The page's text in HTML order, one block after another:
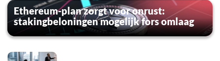
Ethereum-plan zorgt voor onrust:
stakingbeloningen mogelijk fors omlaag